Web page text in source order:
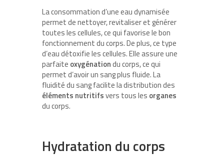
La consommation d’une eau dynamisée
permet de nettoyer, revitaliser et générer
toutes les cellules, ce qui favorise le bon
fonctionnement du corps. De plus, ce type
d’eau détoxifie les cellules. Elle assure une
parfaite oxygénationdu corps, ce qui
permet d’avoir un sang plus fluide. La
fluidité du sang facilite la distribution des
éléments nutritifsvers tous les organes
du corps.
Hydratation du corps